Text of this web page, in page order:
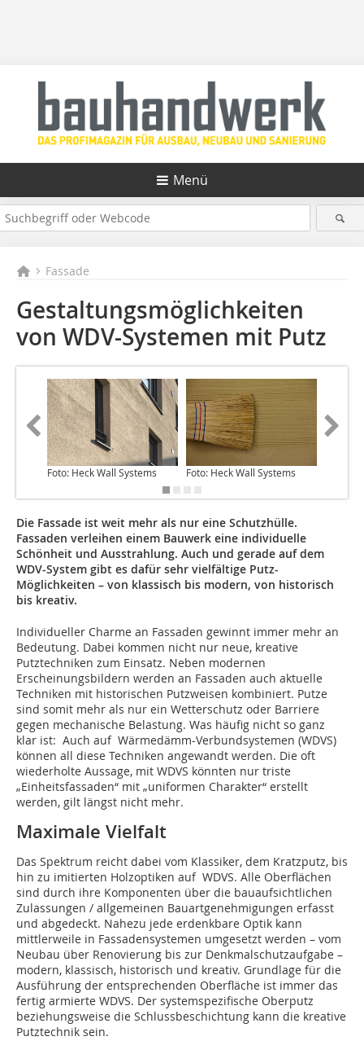
Menü
Fassade
Gestaltungsmöglichkeiten
von WDV-Systemen mit Putz
Foto: Heck Wall Systems Foto: Heck Wall Systems
Die Fassade ist weit mehr als nur eine Schutzhülle.
Fassaden verleihen einem Bauwerk eine individuelle
Schönheit und Ausstrahlung. Auch und gerade auf dem
WDV-System gibt es dafür sehr vielfältige Putz-
Möglichkeiten – von klassisch bis modern, von historisch
bis kreativ.
Individueller Charme an Fassaden gewinnt immer mehr an
Bedeutung. Dabei kommen nicht nur neue, kreative
Putztechniken zum Einsatz. Neben modernen
Erscheinungsbildern werden an Fassaden auch aktuelle
Techniken mit historischen Putzweisen kombiniert. Putze
sind somit mehr als nur ein Wetterschutz oder Barriere
gegen mechanische Belastung. Was häufig nicht so ganz
klar ist: Auch auf Wärmedämm-Verbundsystemen (WDVS)
können all diese Techniken angewandt werden. Die oft
wiederholte Aussage, mit WDVS könnten nur triste
„Einheitsfassaden“ mit „uniformen Charakter“ erstellt
werden, gilt längst nicht mehr.
Maximale Vielfalt
Das Spektrum reicht dabei vom Klassiker, dem Kratzputz, bis
hin zu imitierten Holzoptiken auf WDVS. Alle Oberflächen
sind durch ihre Komponenten über die bauaufsichtlichen
Zulassungen / allgemeinen Bauartgenehmigungen erfasst
und abgedeckt. Nahezu jede erdenkbare Optik kann
mittlerweile in Fassadensystemen umgesetzt werden – vom
Neubau über Renovierung bis zur Denkmalschutzaufgabe –
modern, klassisch, historisch und kreativ. Grundlage für die
Ausführung der entsprechenden Oberfläche ist immer das
fertig armierte WDVS. Der systemspezifische Oberputz
beziehungsweise die Schlussbeschichtung kann die kreative
Putztechnik sein.